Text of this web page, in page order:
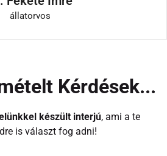
állatorvos
Kérdések...
készült interjú, ami a te
is választ fog adni!